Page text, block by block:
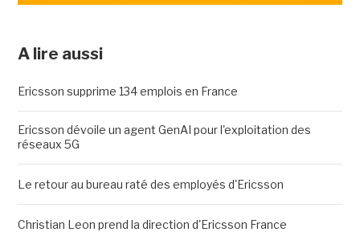
A lire aussi
Ericsson supprime 134 emplois en France
Ericsson dévoile un agent GenAI pour l'exploitation des
réseaux 5G
Le retour au bureau raté des employés d'Ericsson
Christian Leon prend la direction d'Ericsson France